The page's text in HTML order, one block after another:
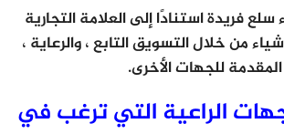
فريدة استنادًا إلى العلامة التجارية
من خلال التسويق التابع ، والرعاية ،
للجهات الأخرى.
الراعية التي ترغب في